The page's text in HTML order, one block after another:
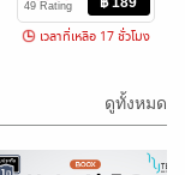
49 Rating
เวลาที่เหลือ 17 ชั่วโมง
ดูทั้งหมด